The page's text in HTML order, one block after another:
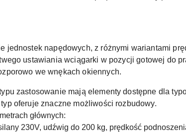
jednostek napędowych, z różnymi wariantami
ustawiania wciągarki w pozycji gotowej do
we wnękach okiennych.
zastosowanie mają elementy dostępne dla
oferuje znaczne możliwości rozbudowy.
głównych:
230V, udźwig do 200 kg, prędkość